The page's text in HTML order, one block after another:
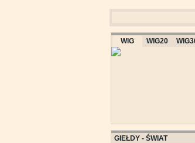
WIG WIG20
GIEŁDY - ŚWIAT